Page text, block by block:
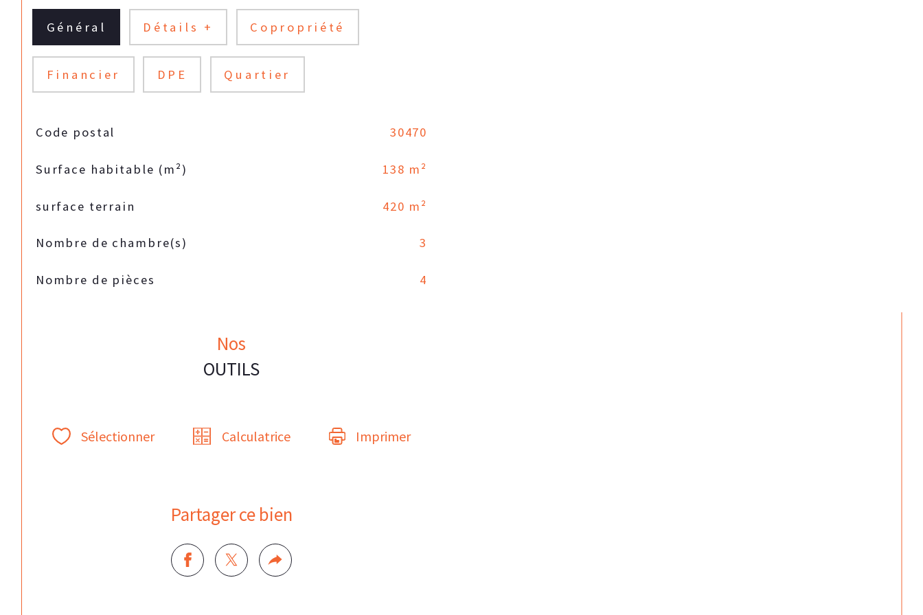
Général Détails + Copropriété
Financier DPE Quartier
TRAD_SIROCCO_Caracteristique
Code postal 30470
Surface habitable (m²) 138 m²
surface terrain 420 m²
Nombre de chambre(s) 3
Nombre de pièces 4
Nos
OUTILS
Sélectionner Calculatrice Imprimer
Partager ce bien